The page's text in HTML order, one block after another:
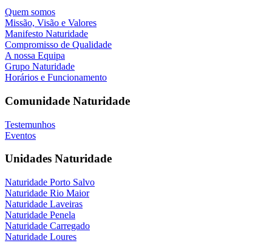
Quem somos
Missão, Visão e Valores
Manifesto Naturidade
Compromisso de Qualidade
A nossa Equipa
Grupo Naturidade
Horários e Funcionamento
Comunidade Naturidade
Testemunhos
Eventos
Unidades Naturidade
Naturidade Porto Salvo
Naturidade Rio Maior
Naturidade Laveiras
Naturidade Penela
Naturidade Carregado
Naturidade Loures